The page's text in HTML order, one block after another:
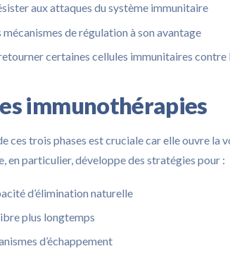
aux attaques du système immunitaire
mécanismes de régulation à son avantage
certaines cellules immunitaires contre
immunothérapies
ces trois phases est cruciale car elle ouvre la
en particulier, développe des stratégies pour :
d’élimination naturelle
plus longtemps
d’échappement